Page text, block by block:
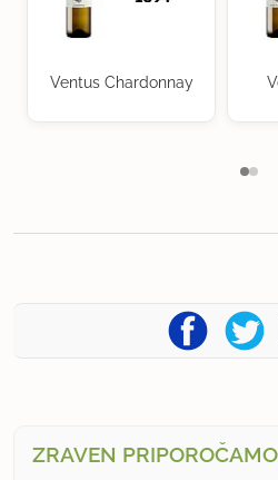
Ventus Chardonnay
ZRAVEN PRIPOROČAMO